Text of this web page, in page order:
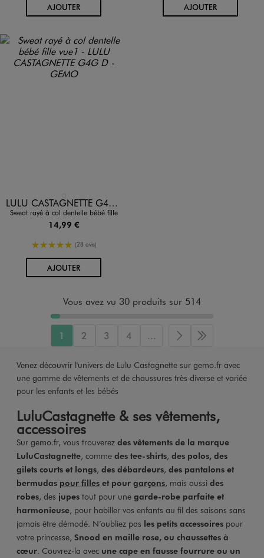
AJOUTERAU PANIER AJOUTERAU PANIER
Disponible en 1 coloris LULU CASTAGNETTE G4G D
Sweat rayé à col dentelle bébé fille
14,99 €
5/5 de moyenne
(28 avis)
AJOUTERAU PANIER
Vous avez vu 30 produits sur 514
1 2 3 4 ... Page suivante
Dernière page
Venez découvrir l'univers de Lulu Castagnette sur gemo.fr avec
une gamme de vêtements et de chaussures très diverse et variée
pour les enfants et les bébés
LuluCastagnette & ses vêtements,
accessoires
Sur gemo.fr, vous trouverez des vêtements de la marque
LuluCastagnette, comme des tee-shirts, des polos, des
gilets courts et longs, des débardeurs, des pantalons et
bermudas pour filleset pour garçons, mais aussi des
robes, des jupestout pour unegarde-robe parfaite et
harmonieuse, pour habiller vos enfants au fil des saisons sans
jamais être démodé. N’oubliez pas les petits accessoirespour
votre princesse, Snood en maille rose, ou chaussettes à
cœur. Couvrez-la avec une cape en fausse fourrure ou un